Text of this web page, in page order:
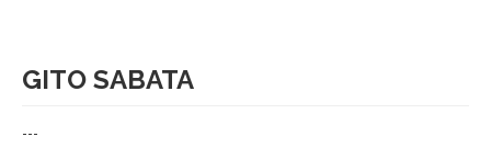
GITO SABATA
---